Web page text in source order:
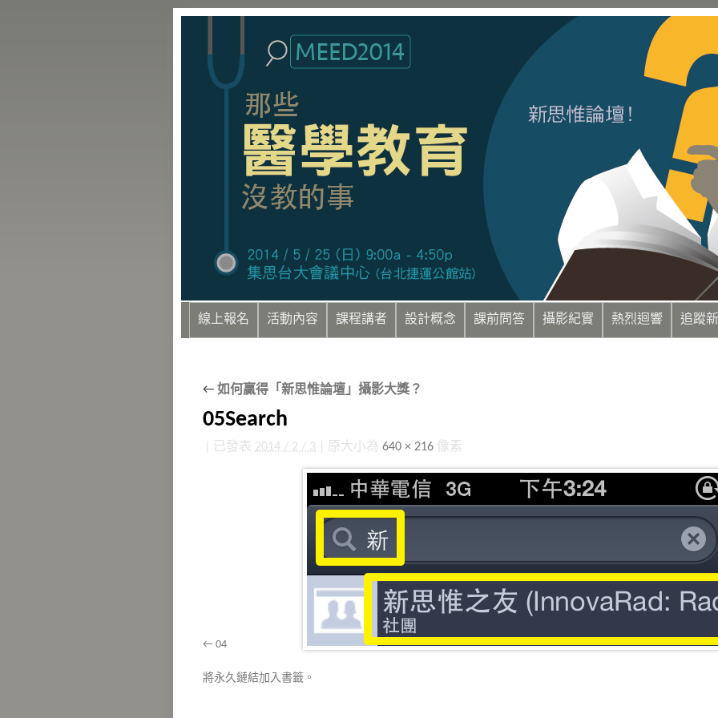
線上報名 活動內容 課程講者 設計概念 課前問答 攝影紀實 熱烈迴響 追蹤
← 如何贏得「新思惟論壇」攝影大獎？
05Search
已發表 2014 / 2 / 3 原大小為 640 × 216 像素
04
將永久鏈結加入書籤。